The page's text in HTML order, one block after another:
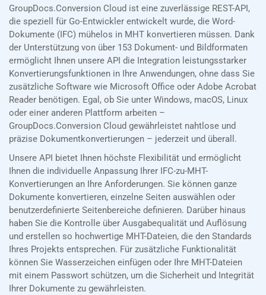
GroupDocs.Conversion Cloud ist eine zuverlässige REST-API,
die speziell für Go-Entwickler entwickelt wurde, die Word-
Dokumente (IFC) mühelos in MHT konvertieren müssen. Dank
der Unterstützung von über 153 Dokument- und Bildformaten
ermöglicht Ihnen unsere API die Integration leistungsstarker
Konvertierungsfunktionen in Ihre Anwendungen, ohne dass Sie
zusätzliche Software wie Microsoft Office oder Adobe Acrobat
Reader benötigen. Egal, ob Sie unter Windows, macOS, Linux
oder einer anderen Plattform arbeiten –
GroupDocs.Conversion Cloud gewährleistet nahtlose und
präzise Dokumentkonvertierungen – jederzeit und überall.
Unsere API bietet Ihnen höchste Flexibilität und ermöglicht
Ihnen die individuelle Anpassung Ihrer IFC-zu-MHT-
Konvertierungen an Ihre Anforderungen. Sie können ganze
Dokumente konvertieren, einzelne Seiten auswählen oder
benutzerdefinierte Seitenbereiche definieren. Darüber hinaus
haben Sie die Kontrolle über Ausgabequalität und Auflösung
und erstellen so hochwertige MHT-Dateien, die den Standards
Ihres Projekts entsprechen. Für zusätzliche Funktionalität
können Sie Wasserzeichen einfügen oder Ihre MHT-Dateien
mit einem Passwort schützen, um die Sicherheit und Integrität
Ihrer Dokumente zu gewährleisten.